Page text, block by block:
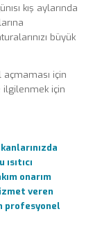
kış aylarında
büyük
için
ilgilenmek için
onarım
veren
profesyonel